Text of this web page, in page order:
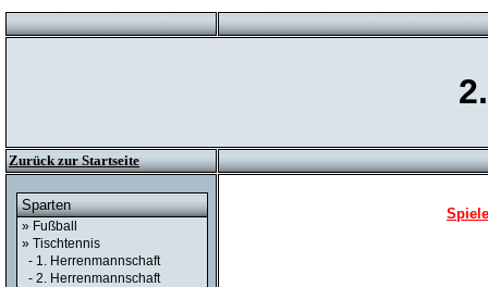
Zurück zur Startseite
Sparten
» Fußball
» Tischtennis
- 1. Herrenmannschaft
- 2. Herrenmannschaft